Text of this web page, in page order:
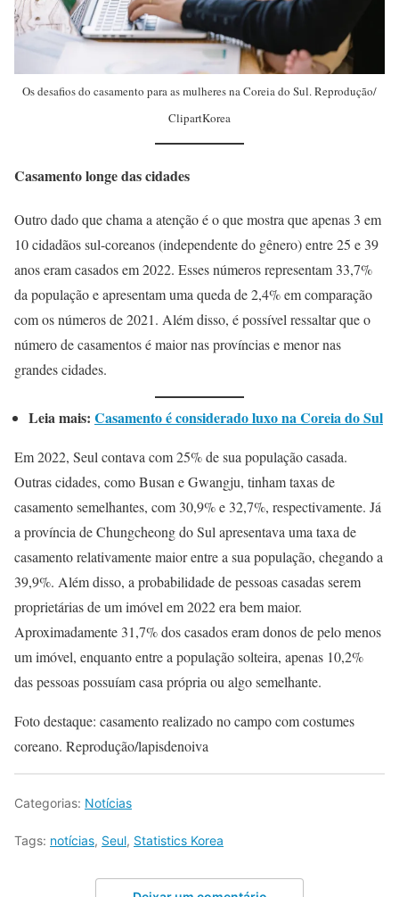
Os desafios do casamento para as mulheres na Coreia do Sul. Reprodução/
ClipartKorea
Casamento longe das cidades
Outro dado que chama a atenção é o que mostra que apenas 3 em
10 cidadãos sul-coreanos (independente do gênero) entre 25 e 39
anos eram casados em 2022. Esses números representam 33,7%
da população e apresentam uma queda de 2,4% em comparação
com os números de 2021. Além disso, é possível ressaltar que o
número de casamentos é maior nas províncias e menor nas
grandes cidades.
Leia mais: Casamento é considerado luxo na Coreia do Sul
Em 2022, Seul contava com 25% de sua população casada.
Outras cidades, como Busan e Gwangju, tinham taxas de
casamento semelhantes, com 30,9% e 32,7%, respectivamente. Já
a província de Chungcheong do Sul apresentava uma taxa de
casamento relativamente maior entre a sua população, chegando a
39,9%. Além disso, a probabilidade de pessoas casadas serem
proprietárias de um imóvel em 2022 era bem maior.
Aproximadamente 31,7% dos casados eram donos de pelo menos
um imóvel, enquanto entre a população solteira, apenas 10,2%
das pessoas possuíam casa própria ou algo semelhante.
Foto destaque: casamento realizado no campo com costumes
coreano. Reprodução/lapisdenoiva
Categorias: Notícias
Tags: notícias, Seul, Statistics Korea